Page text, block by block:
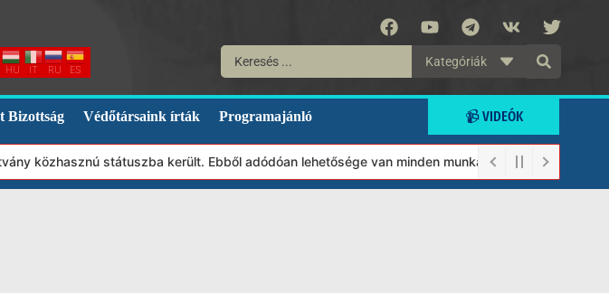
HU IT RU ES
Kategóriák
Bizottság Védőtársaink írták Programajánló 📹 VIDEÓK
státuszba került. Ebből adódóan lehetősége van minden munkánkat segíteni